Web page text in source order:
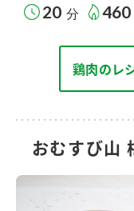
20 分 460
鶏肉のレ
おむすび山